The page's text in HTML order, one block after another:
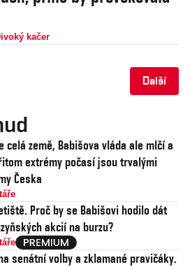
kačer
Další
celá země, Babišova vláda ale mlčí a
extrémy počasí jsou trvalými
Česka
Proč by se Babišovi hodilo dát
akcií na burzu?
senátní volby a zklamané pravičáky.